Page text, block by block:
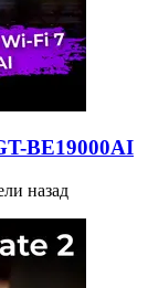
BE19000AI
назад